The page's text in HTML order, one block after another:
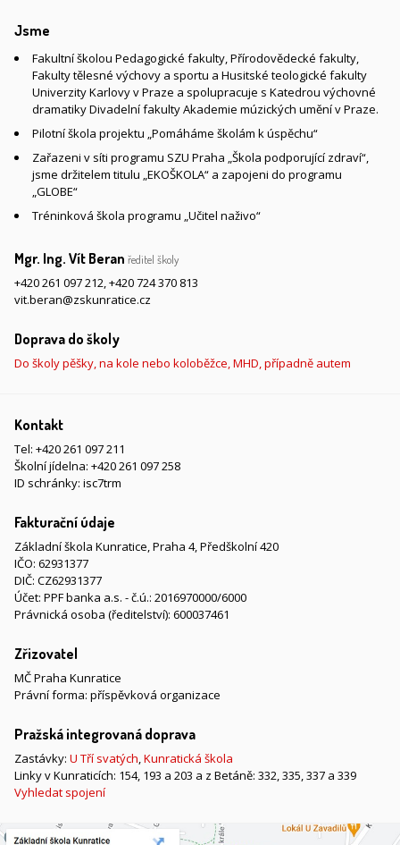
Jsme
Fakultní školou Pedagogické fakulty, Přírodovědecké fakulty,
Fakulty tělesné výchovy a sportu a Husitské teologické fakulty
Univerzity Karlovy v Praze a spolupracuje s Katedrou výchovné
dramatiky Divadelní fakulty Akademie múzických umění v Praze.
Pilotní škola projektu „Pomáháme školám k úspěchu“
Zařazeni v síti programu SZU Praha „Škola podporující zdraví“,
jsme držitelem titulu „EKOŠKOLA“ a zapojeni do programu
„GLOBE“
Tréninková škola programu „Učitel naživo“
Mgr. Ing. Vít Beran ředitel školy
+420 261 097 212,+420 724 370 813
vit.beran@zskunratice.cz
Doprava do školy
Do školy pěšky, na kole nebo koloběžce, MHD, případně autem
Kontakt
Tel: +420 261 097 211
Školní jídelna: +420 261 097 258
ID schránky: isc7trm
Fakturační údaje
Základní škola Kunratice, Praha 4, Předškolní 420
IČO: 62931377
DIČ: CZ62931377
Účet: PPF banka a.s. - č.ú.: 2016970000/6000
Právnická osoba (ředitelství): 600037461
Zřizovatel
MČ Praha Kunratice
Právní forma: příspěvková organizace
Pražská integrovaná doprava
Zastávky: U Tří svatých,Kunratická škola
Linky v Kunraticích: 154, 193 a 203 a z Betáně: 332, 335, 337 a 339
Vyhledat spojení